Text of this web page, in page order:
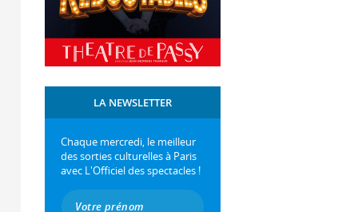
LA NEWSLETTER
Chaque mercredi, le meilleur
des sorties culturelles à Paris
avec L'Officiel des spectacles !